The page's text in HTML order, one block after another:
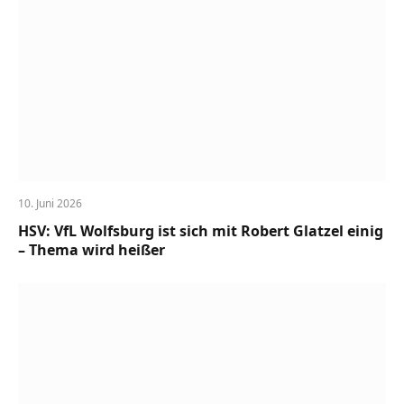
10. Juni 2026
HSV: VfL Wolfsburg ist sich mit Robert Glatzel einig
– Thema wird heißer